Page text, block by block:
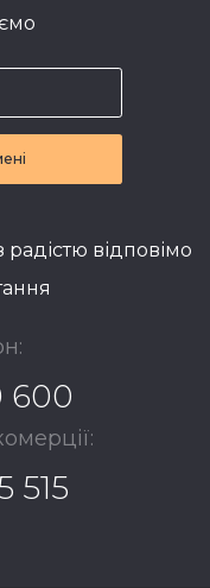
відповімо
600
515